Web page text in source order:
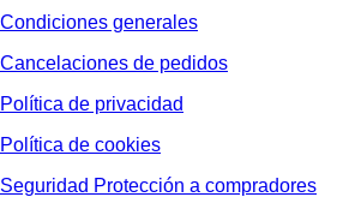
Condiciones generales
Cancelaciones de pedidos
Política de privacidad
Política de cookies
Seguridad Protección a compradores